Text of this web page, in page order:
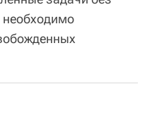
необходимо